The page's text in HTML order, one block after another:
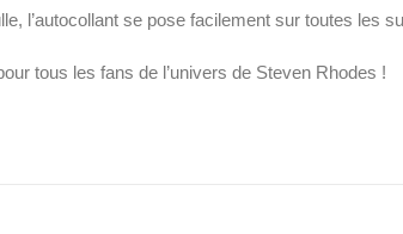
l’autocollant se pose facilement sur toutes les
tous les fans de l’univers de Steven Rhodes !